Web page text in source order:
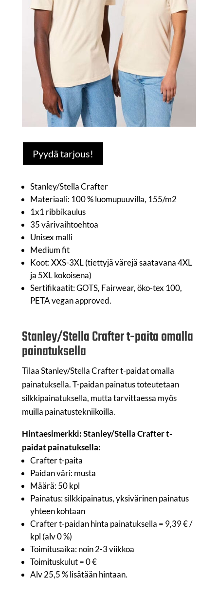
Pyydä tarjous!
Stanley/Stella Crafter
Materiaali: 100 % luomupuuvilla, 155/m2
1x1 ribbikaulus
35 värivaihtoehtoa
Unisex malli
Medium fit
Koot: XXS-3XL (tiettyjä värejä saatavana 4XL
ja 5XL kokoisena)
Sertifikaatit: GOTS, Fairwear, öko-tex 100,
PETA vegan approved.
Stanley/Stella Crafter t-paita omalla
painatuksella
Tilaa Stanley/Stella Crafter t-paidat omalla
painatuksella. T-paidan painatus toteutetaan
silkkipainatuksella, mutta tarvittaessa myös
muilla painatustekniikoilla.
Hintaesimerkki: Stanley/Stella Crafter t-
paidat painatuksella:
Crafter t-paita
Paidan väri: musta
Määrä: 50 kpl
Painatus: silkkipainatus, yksivärinen painatus
yhteen kohtaan
Crafter t-paidan hinta painatuksella = 9,39 € /
kpl (alv 0 %)
Toimitusaika: noin 2-3 viikkoa
Toimituskulut = 0 €
Alv 25,5 % lisätään hintaan.